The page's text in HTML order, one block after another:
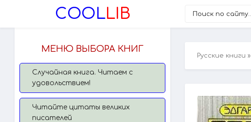
COOLLIB
МЕНЮ ВЫБОРА КНИГ
Случайная книга. Читаем с
удовольствием!
Читайте цитаты великих
писателей
Русские книги »